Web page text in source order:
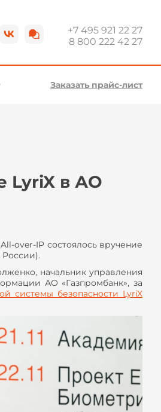
+7 495 921 22 27
8 800 222 42 27
Заказать прайс-лист
LyriX в АО
over-IP состоялось вручение
начальник управления
АО «Газпромбанк», за
системы безопасности LyriX